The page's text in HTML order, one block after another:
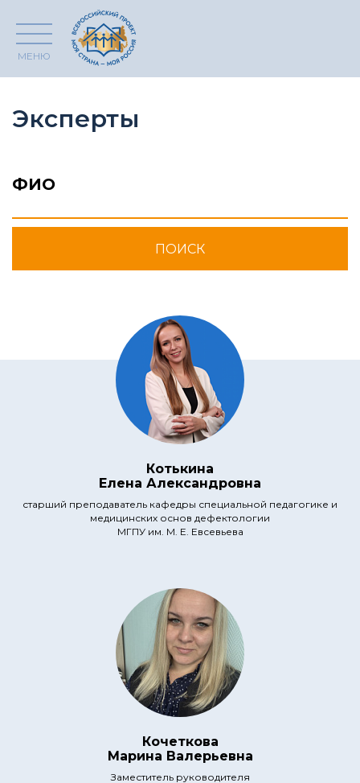
МЕНЮ
Эксперты
ФИО
Котькина
Елена Александровна
старший преподаватель кафедры специальной педагогике и
медицинских основ дефектологии
МГПУ им. М. Е. Евсевьева
Кочеткова
Марина Валерьевна
Заместитель руководителя